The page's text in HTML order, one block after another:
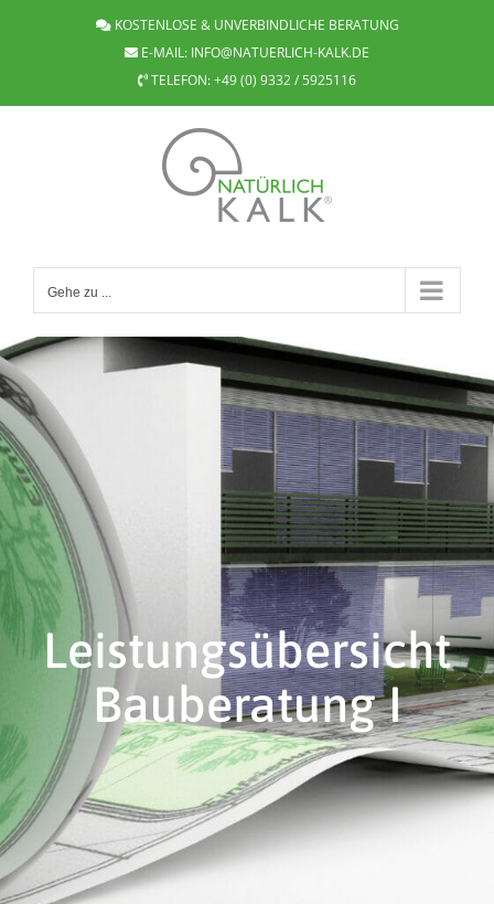
KOSTENLOSE & UNVERBINDLICHE BERATUNG
E-MAIL: INFO@NATUERLICH-KALK.DE
TELEFON:+49 (0) 9332 / 5925116
Gehe zu ...
Leistungsübersicht
Bauberatung I